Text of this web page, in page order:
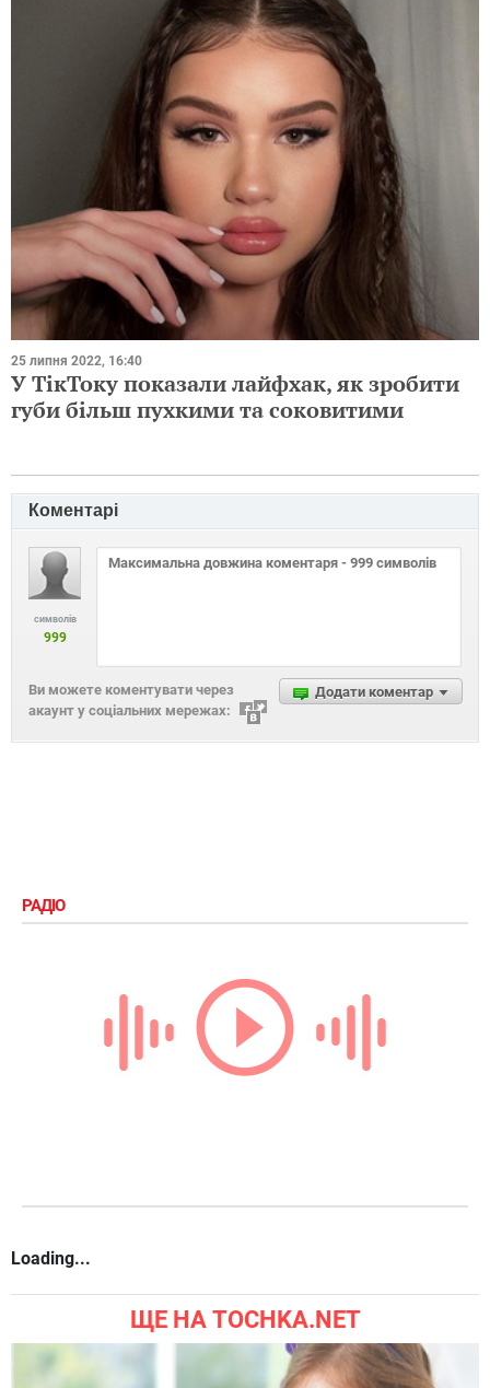
25 липня 2022, 16:40
У ТікТоку показали лайфхак, як зробити
губи більш пухкими та соковитими
Коментарі
символів
999
Додати коментар
Ви можете коментувати через
акаунт у соціальних мережах:
РАДІО
Loading...
ЩЕ НА TOCHKA.NET